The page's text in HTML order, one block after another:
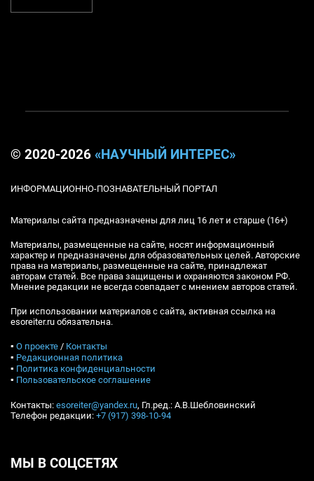
© 2020-2026 «НАУЧНЫЙ ИНТЕРЕС»
ИНФОРМАЦИОННО-ПОЗНАВАТЕЛЬНЫЙ ПОРТАЛ
Материалы сайта предназначены для лиц 16 лет и старше (16+)
Материалы, размещенные на сайте, носят информационный
характер и предназначены для образовательных целей. Авторские
права на материалы, размещенные на сайте, принадлежат
авторам статей. Все права защищены и охраняются законом РФ.
Мнение редакции не всегда совпадает с мнением авторов статей.
При использовании материалов с сайта, активная ссылка на
esoreiter.ru обязательна.
▪ О проекте / Контакты
▪ Редакционная политика
▪ Политика конфиденциальности
▪ Пользовательское соглашение
Контакты: esoreiter@yandex.ru, Гл.ред.: А.В.Шебловинский
Телефон редакции: +7 (917) 398-10-94
МЫ В СОЦСЕТЯХ